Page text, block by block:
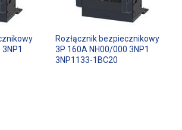
Rozłącznik bezpiecznikowy
3P 160A NH00/000 3NP1
3NP1133-1BC20